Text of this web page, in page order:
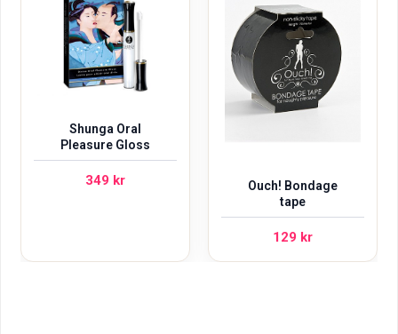
Shunga Oral
Pleasure Gloss
349 kr
Ouch! Bondage
tape
129 kr